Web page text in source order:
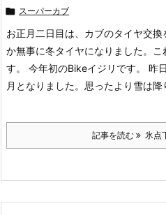
 スーパーカブ
お正月二日目は、カブのタイヤ交
か無事に冬タイヤになりました。
す。 今年初のBikeイジリです。 昨
月となりました。思ったより雪は
記事を読む 氷点